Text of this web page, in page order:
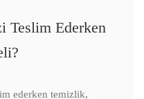
Teslim Ederken
ederken temizlik,